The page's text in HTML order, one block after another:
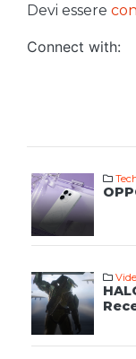
Devi essere
Connect with: